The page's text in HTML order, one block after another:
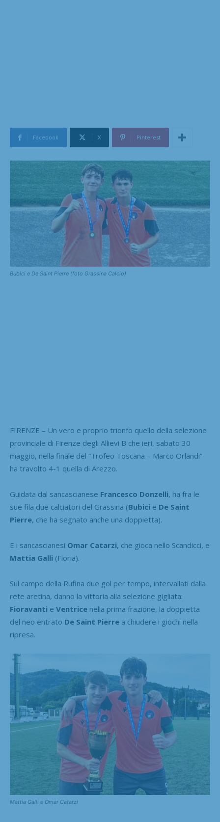
Facebook X Pinterest
Bubici e De Saint Pierre (foto Grassina Calcio)
FIRENZE – Un vero e proprio trionfo quello della selezione
provinciale di Firenze degli Allievi B che ieri, sabato 30
maggio, nella finale del “Trofeo Toscana – Marco Orlandi”
ha travolto 4-1 quella di Arezzo.
Guidata dal sancascianese Francesco Donzelli, ha fra le
sue fila due calciatori del Grassina (Bubici e De Saint
Pierre, che ha segnato anche una doppietta).
E i sancascianesi Omar Catarzi, che gioca nello Scandicci, e
Mattia Galli (Floria).
Sul campo della Rufina due gol per tempo, intervallati dalla
rete aretina, danno la vittoria alla selezione gigliata:
Fioravanti e Ventrice nella prima frazione, la doppietta
del neo entrato De Saint Pierre a chiudere i giochi nella
ripresa.
Mattia Galli e Omar Catarzi